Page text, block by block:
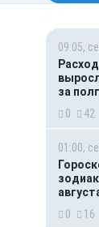
09:05,
за
0
42
01:00,
0
16